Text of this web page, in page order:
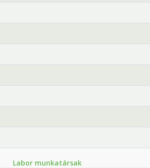
Labor munkatársak